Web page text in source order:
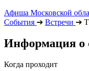
Афиша Московской
События ➔ Встречи ➔
Информация о
Когда проходит